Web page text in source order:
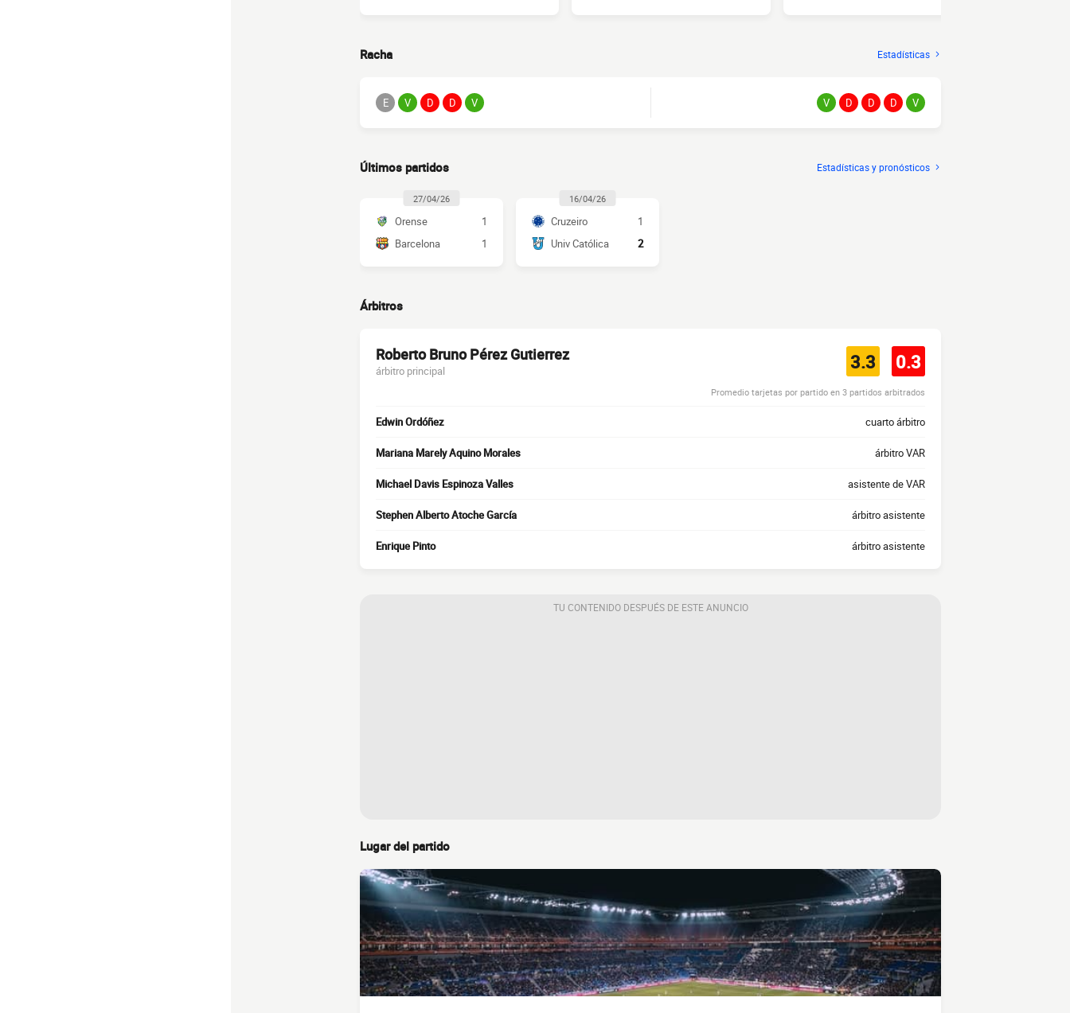
Racha Estadísticas
E V D D V V D D D V
Últimos partidos Estadísticas y pronósticos
27/04/26
Orense
1
Barcelona
1
16/04/26
Cruzeiro
1
Univ Católica
2
Árbitros
Roberto Bruno Pérez Gutierrez
árbitro principal 3.3 0.3
Promedio tarjetas por partido en 3 partidos arbitrados
Edwin Ordóñez cuarto árbitro
Mariana Marely Aquino Morales árbitro VAR
Michael Davis Espinoza Valles asistente de VAR
Stephen Alberto Atoche García árbitro asistente
Enrique Pinto árbitro asistente
TU CONTENIDO DESPUÉS DE ESTE ANUNCIO
Lugar del partido